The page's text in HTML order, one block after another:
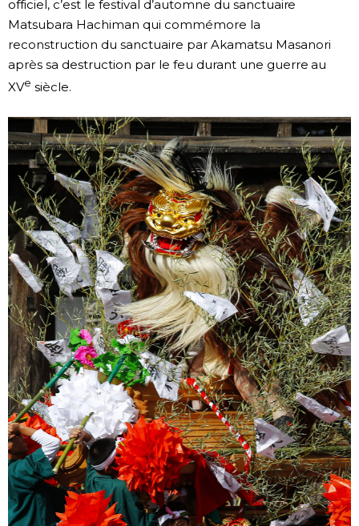
officiel, c’est le festival d’automne du sanctuaire
Matsubara Hachiman qui commémore la
reconstruction du sanctuaire par Akamatsu Masanori
après sa destruction par le feu durant une guerre au
XVe siècle.